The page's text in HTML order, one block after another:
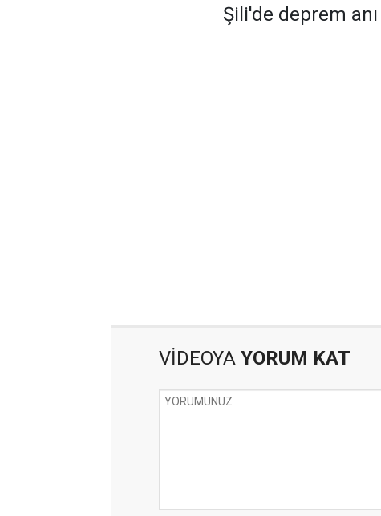
Şili'de deprem
VİDEOYA YORUM KAT